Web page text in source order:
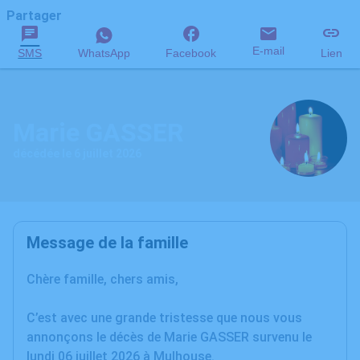
Partager
SMS WhatsApp Facebook E-mail Lien
Message de la famille
Chère famille, chers amis,
C’est avec une grande tristesse que nous vous
annonçons le décès de Marie GASSER survenu le
lundi 06 juillet 2026 à Mulhouse.